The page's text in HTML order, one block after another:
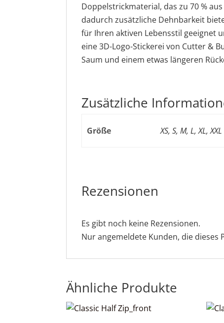
Doppelstrickmaterial, das zu 70 %
dadurch zusätzliche Dehnbarkeit
für Ihren aktiven Lebensstil geeignet
eine 3D-Logo-Stickerei von Cutter &
Saum und einem etwas längeren
Zusätzliche
Größe XS, S, M, L, XL, XXL
Rezensionen
Es gibt noch keine Rezensionen.
Nur angemeldete Kunden, die dieses
Ähnliche Produkte